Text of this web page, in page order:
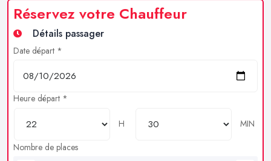
Réservez votre Chauffeur
Détails passager
Date départ *
Heure départ *
H
MIN
Nombre de places